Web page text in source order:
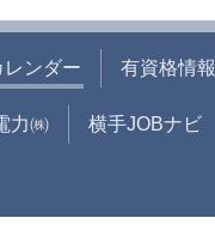
レンダー 有資格情報
力㈱ 横手JOBナビ